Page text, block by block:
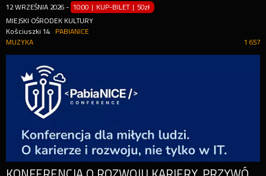
12 WRZEŚNIA 2026 - 10:00 | KUP-BILET | 50zł
MIEJSKI OŚRODEK KULTURY
Kościuszki 14
PABIANICE
1 657
MUZYKA